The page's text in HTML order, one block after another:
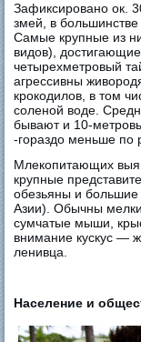
Зафиксировано ок.
змей, в
Самые крупные из
видов),
четырехметровый
агрессивны
крокодилов, в том
соленой воде.
бывают и 10-
-гораздо меньше по
Млекопитающих
крупные
обезьяны и
Азии). Обычны
сумчатые мыши,
внимание кускус —
ленивца.
Население и